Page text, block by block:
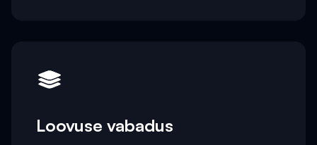
Loovuse vabadus